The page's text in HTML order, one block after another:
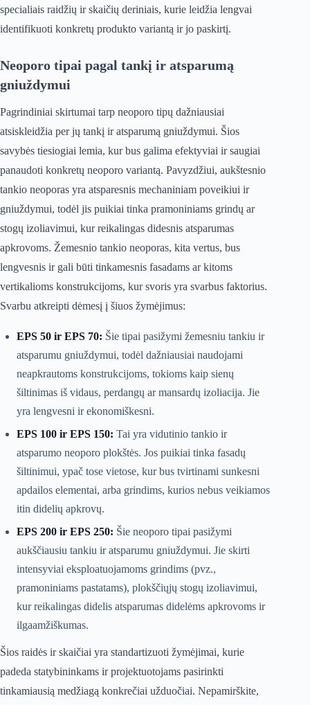
specialiais raidžių ir skaičių deriniais, kurie leidžia lengvai
identifikuoti konkretų produkto variantą ir jo paskirtį.
Neoporo tipai pagal tankį ir atsparumą
gniuždymui
Pagrindiniai skirtumai tarp neoporo tipų dažniausiai
atsiskleidžia per jų tankį ir atsparumą gniuždymui. Šios
savybės tiesiogiai lemia, kur bus galima efektyviai ir saugiai
panaudoti konkretų neoporo variantą. Pavyzdžiui, aukštesnio
tankio neoporas yra atsparesnis mechaniniam poveikiui ir
gniuždymui, todėl jis puikiai tinka pramoniniams grindų ar
stogų izoliavimui, kur reikalingas didesnis atsparumas
apkrovoms. Žemesnio tankio neoporas, kita vertus, bus
lengvesnis ir gali būti tinkamesnis fasadams ar kitoms
vertikalioms konstrukcijoms, kur svoris yra svarbus faktorius.
Svarbu atkreipti dėmesį į šiuos žymėjimus:
EPS 50 ir EPS 70: Šie tipai pasižymi žemesniu tankiu ir
atsparumu gniuždymui, todėl dažniausiai naudojami
neapkrautoms konstrukcijoms, tokioms kaip sienų
šiltinimas iš vidaus, perdangų ar mansardų izoliacija. Jie
yra lengvesni ir ekonomiškesni.
EPS 100 ir EPS 150: Tai yra vidutinio tankio ir
atsparumo neoporo plokštės. Jos puikiai tinka fasadų
šiltinimui, ypač tose vietose, kur bus tvirtinami sunkesni
apdailos elementai, arba grindims, kurios nebus veikiamos
itin didelių apkrovų.
EPS 200 ir EPS 250: Šie neoporo tipai pasižymi
aukščiausiu tankiu ir atsparumu gniuždymui. Jie skirti
intensyviai eksploatuojamoms grindims (pvz.,
pramoniniams pastatams), plokščiųjų stogų izoliavimui,
kur reikalingas didelis atsparumas didelėms apkrovoms ir
ilgaamžiškumas.
Šios raidės ir skaičiai yra standartizuoti žymėjimai, kurie
padeda statybininkams ir projektuotojams pasirinkti
tinkamiausią medžiagą konkrečiai užduočiai. Nepamirškite,